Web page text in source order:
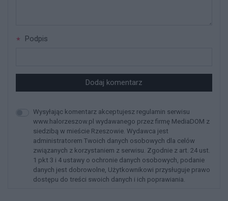
Podpis
Dodaj komentarz
Wysyłając komentarz akceptujesz regulamin serwisu
www.halorzeszow.pl wydawanego przez firmę MediaDOM z
siedzibą w mieście Rzeszowie. Wydawca jest
administratorem Twoich danych osobowych dla celów
związanych z korzystaniem z serwisu. Zgodnie z art. 24 ust.
1 pkt 3 i 4 ustawy o ochronie danych osobowych, podanie
danych jest dobrowolne, Użytkownikowi przysługuje prawo
dostępu do treści swoich danych i ich poprawiania.